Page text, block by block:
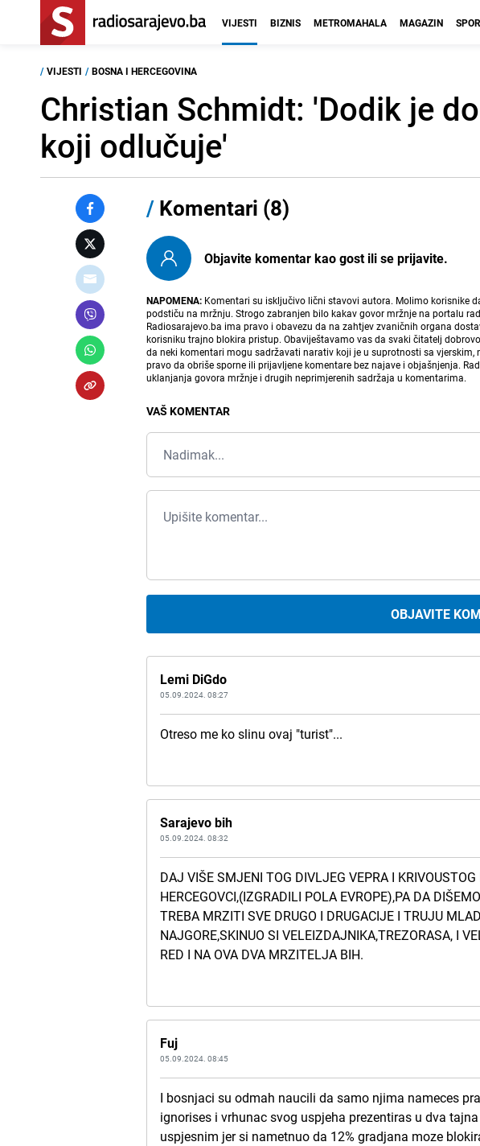
VIJESTI BIZNIS METROMAHALA MAGAZIN
/ VIJESTI / BOSNA I HERCEGOVINA
Christian Schmidt: 'Dodik je
koji odlučuje'
/ Komentari (8)
Objavite komentar kao gost ili se prijavite.
NAPOMENA: Komentari su isključivo lični stavovi autora. Molimo korisnike
podstiču na mržnju. Strogo zabranjen bilo kakav govor mržnje na portalu
Radiosarajevo.ba ima pravo i obavezu da na zahtjev zvaničnih organa
korisniku trajno blokira pristup. Obaviještavamo vas da svaki čitatelj
da neki komentari mogu sadržavati narativ koji je u suprotnosti sa
pravo da obriše sporne ili prijavljene komentare bez najave i objašnjenja.
uklanjanja govora mržnje i drugih neprimjerenih sadržaja u komentarima.
VAŠ KOMENTAR
OBJAVITE
Lemi DiGdo
05.09.2024. 08:27
Otreso me ko slinu ovaj "turist"...
Sarajevo bih
05.09.2024. 08:32
DAJ VIŠE SMJENI TOG DIVLJEG VEPRA I
HERCEGOVCI,(IZGRADILI POLA EVROPE),PA DA
TREBA MRZITI SVE DRUGO I DRUGACIJE I TRUJU
NAJGORE,SKINUO SI VELEIZDAJNIKA,TREZORASA, I
RED I NA OVA DVA MRZITELJA BIH.
Fuj
05.09.2024. 08:45
I bosnjaci su odmah naucili da samo njima nameces
ignorises i vrhunac svog uspjeha prezentiras u dva
uspjesnim jer si nametnuo da 12% gradjana moze